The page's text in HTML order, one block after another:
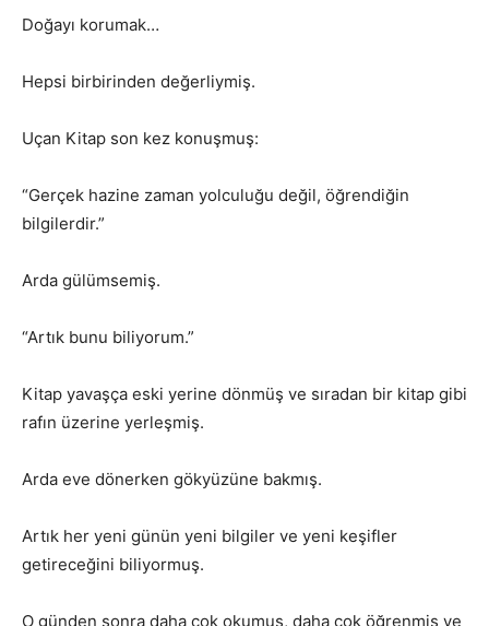
Doğayı korumak…
Hepsi birbirinden değerliymiş.
Uçan Kitap son kez konuşmuş:
“Gerçek hazine zaman yolculuğu değil, öğrendiğin
bilgilerdir.”
Arda gülümsemiş.
“Artık bunu biliyorum.”
Kitap yavaşça eski yerine dönmüş ve sıradan bir kitap gibi
rafın üzerine yerleşmiş.
Arda eve dönerken gökyüzüne bakmış.
Artık her yeni günün yeni bilgiler ve yeni keşifler
getireceğini biliyormuş.
O günden sonra daha çok okumuş, daha çok öğrenmiş ve